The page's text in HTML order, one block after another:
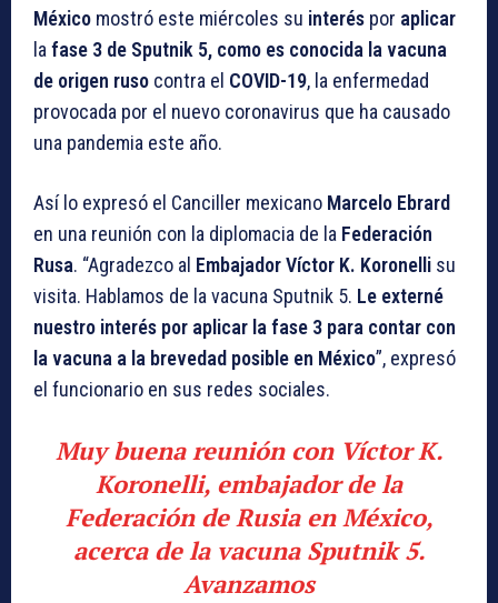
México mostró este miércoles su interés por aplicar
la fase 3 de Sputnik 5, como es conocida la vacuna
de origen ruso contra el COVID-19, la enfermedad
provocada por el nuevo coronavirus que ha causado
una pandemia este año.
Así lo expresó el Canciller mexicano Marcelo Ebrard
en una reunión con la diplomacia de la Federación
Rusa. “Agradezco al Embajador Víctor K. Koronelli su
visita. Hablamos de la vacuna Sputnik 5. Le externé
nuestro interés por aplicar la fase 3 para contar con
la vacuna a la brevedad posible en México”, expresó
el funcionario en sus redes sociales.
Muy buena reunión con Víctor K.
Koronelli, embajador de la
Federación de Rusia en México,
acerca de la vacuna Sputnik 5.
Avanzamos